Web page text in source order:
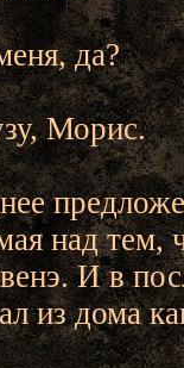
да?
Морис.
над тем,
И в
из дома